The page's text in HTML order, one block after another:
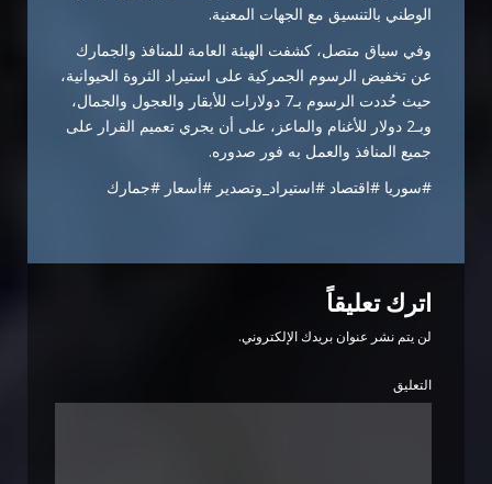
الوطني بالتنسيق مع الجهات المعنية.
وفي سياق متصل، كشفت الهيئة العامة للمنافذ والجمارك
عن تخفيض الرسوم الجمركية على استيراد الثروة الحيوانية،
حيث حُددت الرسوم بـ7 دولارات للأبقار والعجول والجمال،
وبـ2 دولار للأغنام والماعز، على أن يجري تعميم القرار على
جميع المنافذ والعمل به فور صدوره.
#سوريا #اقتصاد #استيراد_وتصدير #أسعار #جمارك
اترك تعليقاً
لن يتم نشر عنوان بريدك الإلكتروني.
التعليق